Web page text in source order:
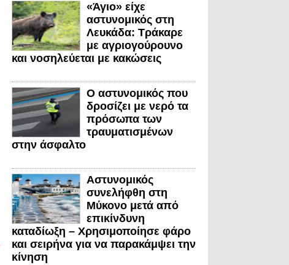
«Άγιο» είχε
αστυνομικός στη
Λευκάδα: Τράκαρε
με αγριογούρουνο
και νοσηλεύεται με κακώσεις
Ο αστυνομικός που
δροσίζει με νερό τα
πρόσωπα των
τραυματισμένων
στην άσφαλτο
Αστυνομικός
συνελήφθη στη
Μύκονο μετά από
επικίνδυνη
καταδίωξη – Χρησιμοποίησε φάρο
και σειρήνα για να παρακάμψει την
κίνηση